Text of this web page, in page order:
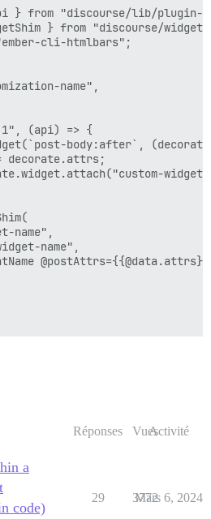
} from "discourse/lib/plugin-
} from "discourse/
cli-htmlbars";
name",
(api) => {
body:after`,
decorate.attrs;
name",
name",
Réponses VuesActivité
a
code)
29 3772
Mars 6, 2024